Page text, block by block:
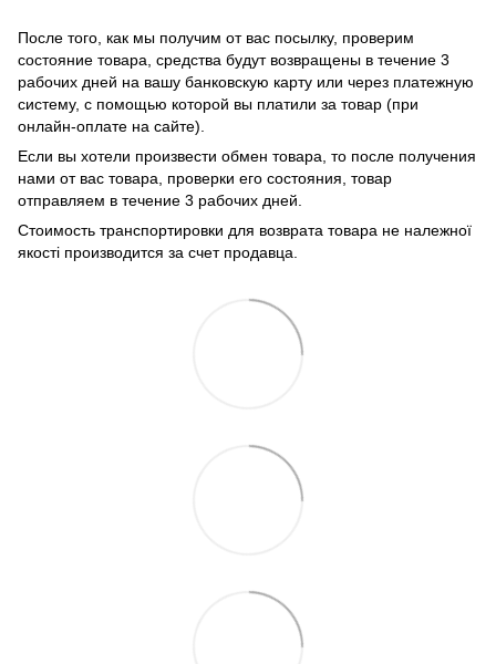
После того, как мы получим от вас посылку, проверим
состояние товара, средства будут возвращены в течение 3
рабочих дней на вашу банковскую карту или через платежную
систему, с помощью которой вы платили за товар (при
онлайн-оплате на сайте).
Если вы хотели произвести обмен товара, то после получения
нами от вас товара, проверки его состояния, товар
отправляем в течение 3 рабочих дней.
Стоимость транспортировки для возврата товара не належної
якості производится за счет продавца.